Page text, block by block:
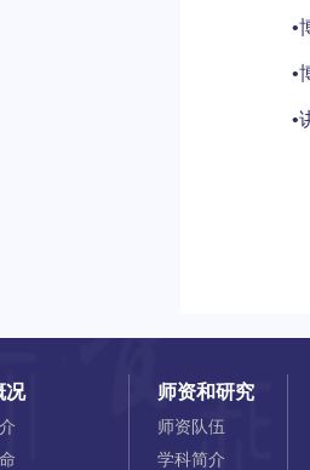
•
•
•
况 师资和研究
师资队伍
学科简介